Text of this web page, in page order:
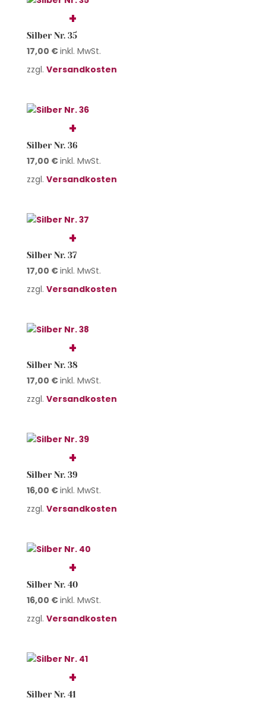
Silber Nr. 35
17,00 €inkl. MwSt.
zzgl. Versandkosten
Silber Nr. 36
17,00 €inkl. MwSt.
zzgl. Versandkosten
Silber Nr. 37
17,00 €inkl. MwSt.
zzgl. Versandkosten
Silber Nr. 38
17,00 €inkl. MwSt.
zzgl. Versandkosten
Silber Nr. 39
16,00 €inkl. MwSt.
zzgl. Versandkosten
Silber Nr. 40
16,00 €inkl. MwSt.
zzgl. Versandkosten
Silber Nr. 41